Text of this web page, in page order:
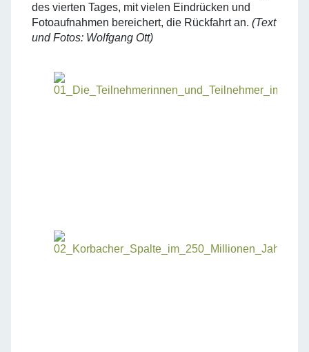
des vierten Tages, mit vielen Eindrücken und
Fotoaufnahmen bereichert, die Rückfahrt an. (Text
und Fotos: Wolfgang Ott)